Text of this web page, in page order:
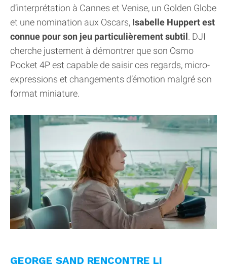
d’interprétation à Cannes et Venise, un Golden Globe
et une nomination aux Oscars, Isabelle Huppert est
connue pour son jeu particulièrement subtil. DJI
cherche justement à démontrer que son Osmo
Pocket 4P est capable de saisir ces regards, micro-
expressions et changements d’émotion malgré son
format miniature.
GEORGE SAND RENCONTRE LI